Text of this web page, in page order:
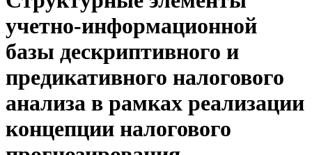
учетно-информационной
базы дескриптивного и
предикативного налогового
анализа в рамках реализации
концепции налогового